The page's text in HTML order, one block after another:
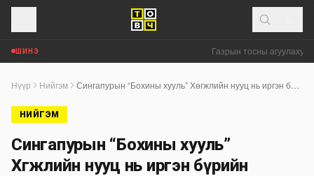
ШИНЭ Газрын тосны
Нүүр Нийгэм
НИЙГЭМ
Сингапурын “Бохины хууль”
Хөгжлийн нууц нь иргэн бүрийн